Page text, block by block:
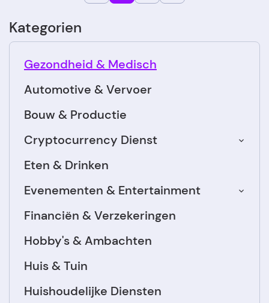
Kategorien
Automotive & Vervoer
Bouw & Productie
Cryptocurrency Dienst
Eten & Drinken
Evenementen & Entertainment
Financiën & Verzekeringen
Gezondheid & Medisch
Hobby's & Ambachten
Huis & Tuin
Huishoudelijke Diensten